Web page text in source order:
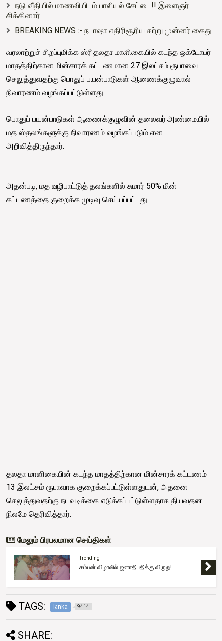
நடு வீதியில் மாணவியிடம் பாலியல் சேட்டை!! இளைஞர்
சிக்கினார்
BREAKING NEWS :- நடாஷா எதிரிசூரிய சற்று முன்னர் கைது
வரலாற்றுச் சிறப்புமிக்க ஸ்ரீ தலதா மாளிகையில் கடந்த ஒக்டோபர்
மாதத்திற்கான மின்சாரக் கட்டணமான 27 இலட்சம் ரூபாவை
செலுத்துவதற்கு பொதுப் பயன்பாடுகள் ஆணைக்குழுவால்
நிவாரணம் வழங்கப்பட்டுள்ளது.
பொதுப் பயன்பாடுகள் ஆணைக்குழுவின் தலைவர் அண்மையில்
மத ஸ்தலங்களுக்கு நிவாரணம் வழங்கப்படும் என
அறிவித்திருந்தார்.
அதன்படி, மத வழிபாட்டுத் தலங்களில் சுமார் 50% மின்
கட்டணத்தை குறைக்க முடிவு செய்யப்பட்டது.
தலதா மாளிகையின் கடந்த மாதத்திற்கான மின்சாரக் கட்டணம்
13 இலட்சம் ரூபாவாக குறைக்கப்பட்டுள்ளதுடன், அதனை
செலுத்துவதற்கு நடவடிக்கை எடுக்கப்பட்டுள்ளதாக தியவதன
நிலமே தெரிவித்தார்.
மேலும் பிரபலமான செய்திகள்
Trending
கம்பன் விழாவில் ஜனாதிபதிக்கு விருது!
TAGS: lanka 9414
SHARE: